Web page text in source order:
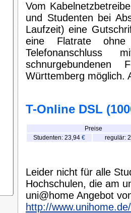
Vom
und Studenten bei
Laufzeit) eine
eine Flatrate ohne
Württemberg möglich.
T-Online DSL
Preise
Studenten: 23,94 € regulär:
Leider nicht für alle
Hochschulen, die am
uni@home Angebot
http://